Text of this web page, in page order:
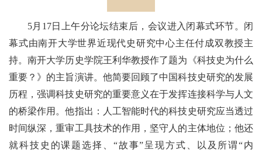
5月17日上午分论坛结束后，会议进入闭幕式环节。闭
幕式由南开大学世界近现代史研究中心主任付成双教授主
持。南开大学历史学院王利华教授作了题为《科技史为什么
重要？》的主旨演讲。他简要回顾了中国科技史研究的发展
历程，强调科技史研究的重要意义在于发挥连接科学与人文
的桥梁作用。他指出：人工智能时代的科技史研究应当透过
时间纵深，重审工具技术的作用，坚守人的主体地位；他还
就科技史的课题选择、“故事”呈现方式、以及所谓“内